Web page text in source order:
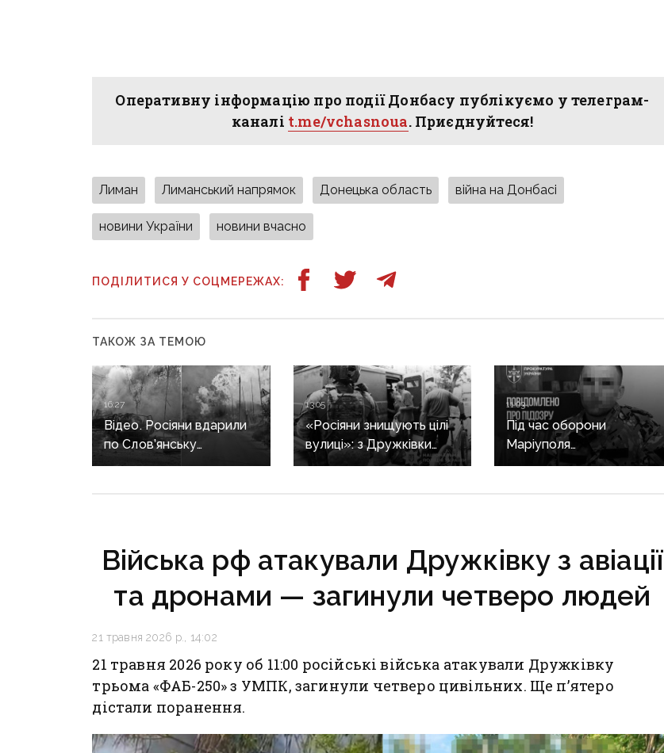
Оперативну інформацію про події Донбасу публікуємо у телеграм-
каналі t.me/vchasnoua. Приєднуйтеся!
Лиман Лиманський напрямок Донецька область війна на Донбасі
новини України новини вчасно
ПОДІЛИТИСЯ У СОЦМЕРЕЖАХ:
ТАКОЖ ЗА ТЕМОЮ
16:27
Відео. Росіяни вдарили
по Слов’янську
«Торнадо-С»: загинула
13:05
«Росіяни знищують цілі
вулиці»: з Дружківки
триває евакуація, одна з
11:03
Під час оборони
Маріуполя
дезертирував і
Війська рф атакували Дружківку з авіації
та дронами — загинули четверо людей
21 травня 2026 р., 14:02
21 травня 2026 року об 11:00 російські війська атакували Дружківку
трьома «ФАБ-250» з УМПК, загинули четверо цивільних. Ще п’ятеро
дістали поранення.